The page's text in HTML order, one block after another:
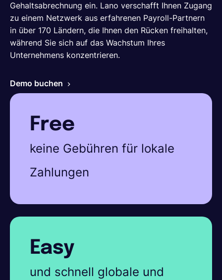
Free
keine Gebühren für lokale
Zahlungen
Easy
und schnell globale und
Gehaltsabrechnung ein. Lano verschafft Ihnen Zugang
zu einem Netzwerk aus erfahrenen Payroll-Partnern
in über 170 Ländern, die Ihnen den Rücken freihalten,
während Sie sich auf das Wachstum Ihres
Unternehmens konzentrieren.
Demo buchen